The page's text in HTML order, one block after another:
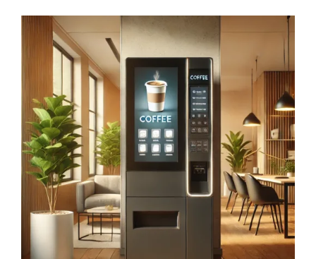
Desafíos y Consideraciones Futuras en
la Implementación de Telemetría para
Máquinas de Vending
Ingeniería y desarrollo Vending